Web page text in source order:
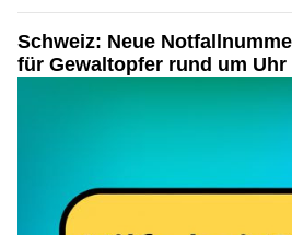
Schweiz: Neue
für Gewaltopfer rund um Uhr